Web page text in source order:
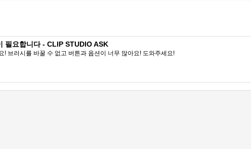
필요합니다 - CLIP STUDIO ASK
! 브러시를 바꿀 수 없고 버튼과 옵션이 너무 많아요! 도와주세요!